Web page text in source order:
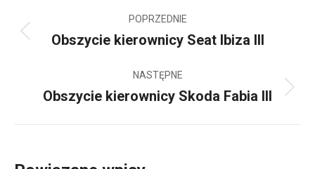
wpisów
POPRZEDNIE
Poprzedni
Obszycie kierownicy Seat Ibiza III
NASTĘPNE
Następny
Obszycie kierownicy Skoda Fabia III